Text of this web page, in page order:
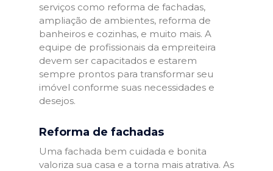
serviços como reforma de fachadas,
ampliação de ambientes, reforma de
banheiros e cozinhas, e muito mais. A
equipe de profissionais da empreiteira
devem ser capacitados e estarem
sempre prontos para transformar seu
imóvel conforme suas necessidades e
desejos.
Reforma de fachadas
Uma fachada bem cuidada e bonita
valoriza sua casa e a torna mais atrativa. As